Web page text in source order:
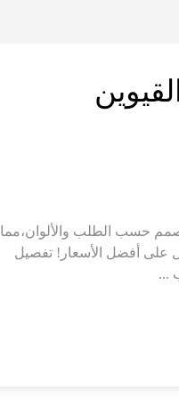
حسب الطلب والألوان،مما
على أفضل الأسعار! تفصيل
...